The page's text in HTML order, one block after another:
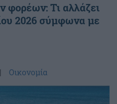
φορέων: Τι αλλάζει
2026 σύμφωνα με
Οικονομία